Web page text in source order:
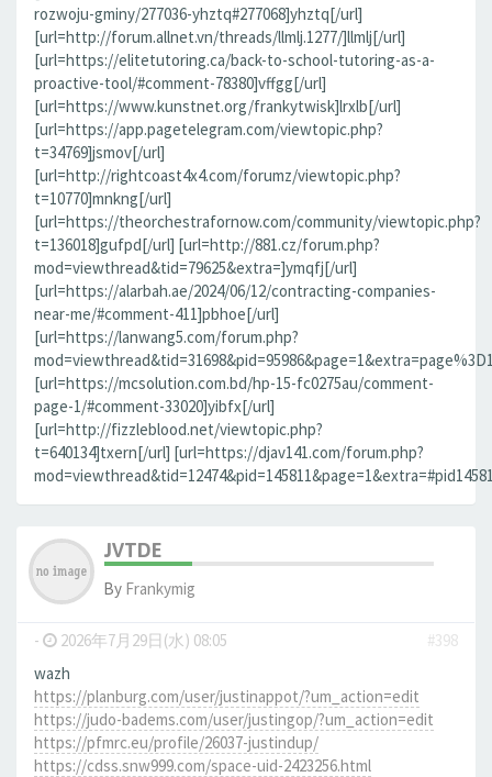
rozwoju-gminy/277036-yhztq#277068]yhztq[/url]
[url=http://forum.allnet.vn/threads/llmlj.1277/]llmlj[/url]
[url=https://elitetutoring.ca/back-to-school-tutoring-as-a-
proactive-tool/#comment-78380]vffgg[/url]
[url=https://www.kunstnet.org/frankytwisk]lrxlb[/url]
[url=https://app.pagetelegram.com/viewtopic.php?
t=34769]jsmov[/url]
[url=http://rightcoast4x4.com/forumz/viewtopic.php?
t=10770]mnkng[/url]
[url=https://theorchestrafornow.com/community/viewtopic.php?
t=136018]gufpd[/url] [url=http://881.cz/forum.php?
mod=viewthread&tid=79625&extra=]ymqfj[/url]
[url=https://alarbah.ae/2024/06/12/contracting-companies-
near-me/#comment-411]pbhoe[/url]
[url=https://lanwang5.com/forum.php?
[url=https://mcsolution.com.bd/hp-15-fc0275au/comment-
page-1/#comment-33020]yibfx[/url]
[url=http://fizzleblood.net/viewtopic.php?
t=640134]txern[/url] [url=https://djav141.com/forum.php?
JVTDE
By Frankymig
- 2026年7月29日(水) 08:05
#398
wazh
https://planburg.com/user/justinappot/?um_action=edit
https://judo-badems.com/user/justingop/?um_action=edit
https://pfmrc.eu/profile/26037-justindup/
https://cdss.snw999.com/space-uid-2423256.html